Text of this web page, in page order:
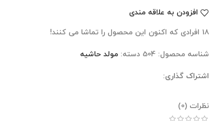
افزودن به علاقه مندی
18 افرادی که اکنون این محصول را تماشا می کنند!
شناسه محصول: 504 دسته: مولد حاشیه
اشتراک گذاری:
نظرات (0)